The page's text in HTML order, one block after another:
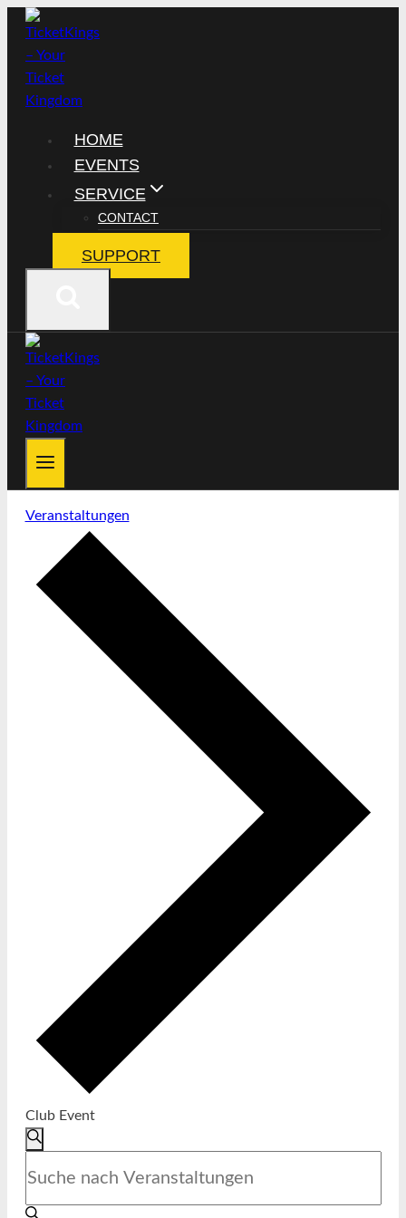
Zum
Inhalt
springen
HOME
EVENTS
SERVICE
CONTACT
SUPPORT
Veranstaltungen
Club Event
VERANSTALTUNGEN
UND
ANSICHTEN,
Schlüsselwort
eingeben.